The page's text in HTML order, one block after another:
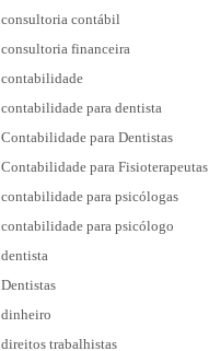
consultoria contábil
consultoria financeira
contabilidade
contabilidade para dentista
Contabilidade para Dentistas
Contabilidade para Fisioterapeutas
contabilidade para psicólogas
contabilidade para psicólogo
dentista
Dentistas
dinheiro
direitos trabalhistas